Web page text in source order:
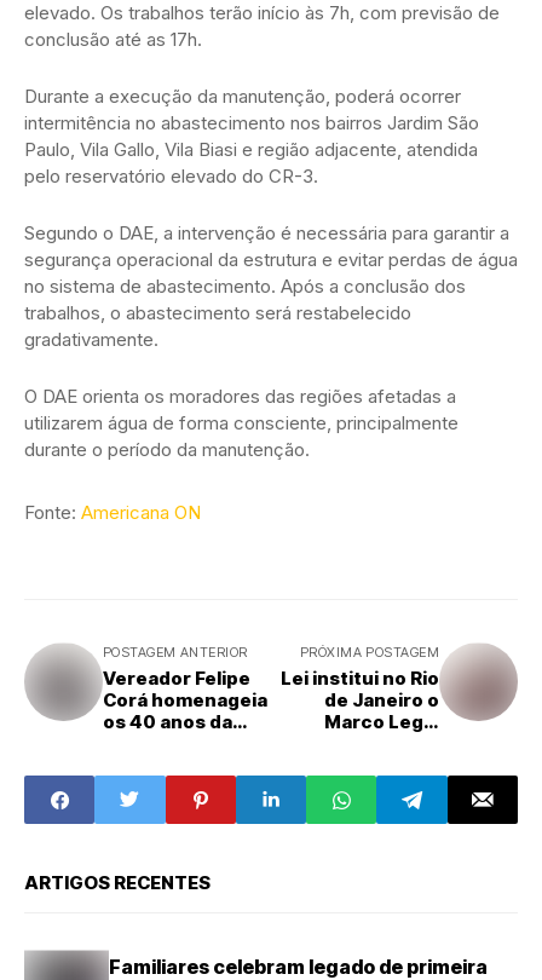
elevado. Os trabalhos terão início às 7h, com previsão de
conclusão até as 17h.
Durante a execução da manutenção, poderá ocorrer
intermitência no abastecimento nos bairros Jardim São
Paulo, Vila Gallo, Vila Biasi e região adjacente, atendida
pelo reservatório elevado do CR-3.
Segundo o DAE, a intervenção é necessária para garantir a
segurança operacional da estrutura e evitar perdas de água
no sistema de abastecimento. Após a conclusão dos
trabalhos, o abastecimento será restabelecido
gradativamente.
O DAE orienta os moradores das regiões afetadas a
utilizarem água de forma consciente, principalmente
durante o período da manutenção.
Fonte: Americana ON
POSTAGEM ANTERIOR
Vereador Felipe
Corá homenageia
os 40 anos da
Moção de
Aplauso
PRÓXIMA POSTAGEM
Lei institui no Rio
de Janeiro o
Marco Legal
ARTIGOS RECENTES
Familiares celebram legado de primeira